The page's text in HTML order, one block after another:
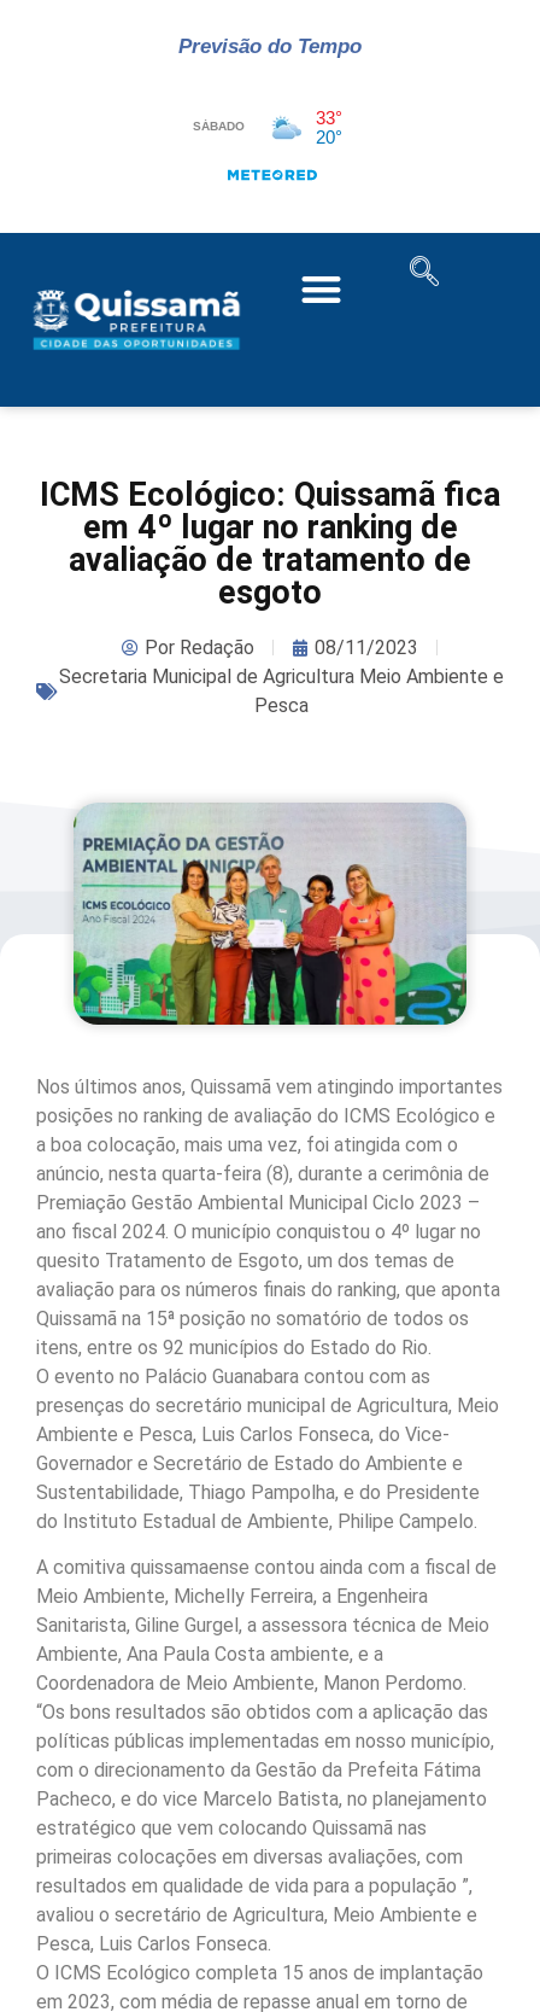
Previsão do Tempo
ICMS Ecológico: Quissamã fica
em 4º lugar no ranking de
avaliação de tratamento de
esgoto
PorRedação
08/11/2023
Secretaria Municipal de Agricultura Meio Ambiente e
Pesca
Nos últimos anos, Quissamã vem atingindo importantes
posições no ranking de avaliação do ICMS Ecológico e
a boa colocação, mais uma vez, foi atingida com o
anúncio, nesta quarta-feira (8), durante a cerimônia de
Premiação Gestão Ambiental Municipal Ciclo 2023 –
ano fiscal 2024. O município conquistou o 4º lugar no
quesito Tratamento de Esgoto, um dos temas de
avaliação para os números finais do ranking, que aponta
Quissamã na 15ª posição no somatório de todos os
itens, entre os 92 municípios do Estado do Rio.
O evento no Palácio Guanabara contou com as
presenças do secretário municipal de Agricultura, Meio
Ambiente e Pesca, Luis Carlos Fonseca, do Vice-
Governador e Secretário de Estado do Ambiente e
Sustentabilidade, Thiago Pampolha, e do Presidente
do Instituto Estadual de Ambiente, Philipe Campelo.
A comitiva quissamaense contou ainda com a fiscal de
Meio Ambiente, Michelly Ferreira, a Engenheira
Sanitarista, Giline Gurgel, a assessora técnica de Meio
Ambiente, Ana Paula Costa ambiente, e a
Coordenadora de Meio Ambiente, Manon Perdomo.
“Os bons resultados são obtidos com a aplicação das
políticas públicas implementadas em nosso município,
com o direcionamento da Gestão da Prefeita Fátima
Pacheco, e do vice Marcelo Batista, no planejamento
estratégico que vem colocando Quissamã nas
primeiras colocações em diversas avaliações, com
resultados em qualidade de vida para a população ”,
avaliou o secretário de Agricultura, Meio Ambiente e
Pesca, Luis Carlos Fonseca.
O ICMS Ecológico completa 15 anos de implantação
em 2023, com média de repasse anual em torno de